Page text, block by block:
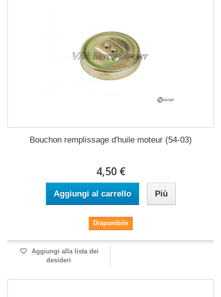
Bouchon remplissage d'huile moteur (54-03)
4,50 €
Aggiungi al carrello Più
Disponibile
Aggiungi alla lista dei
desideri